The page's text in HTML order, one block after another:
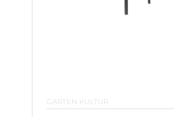
GARTEN KULTUR